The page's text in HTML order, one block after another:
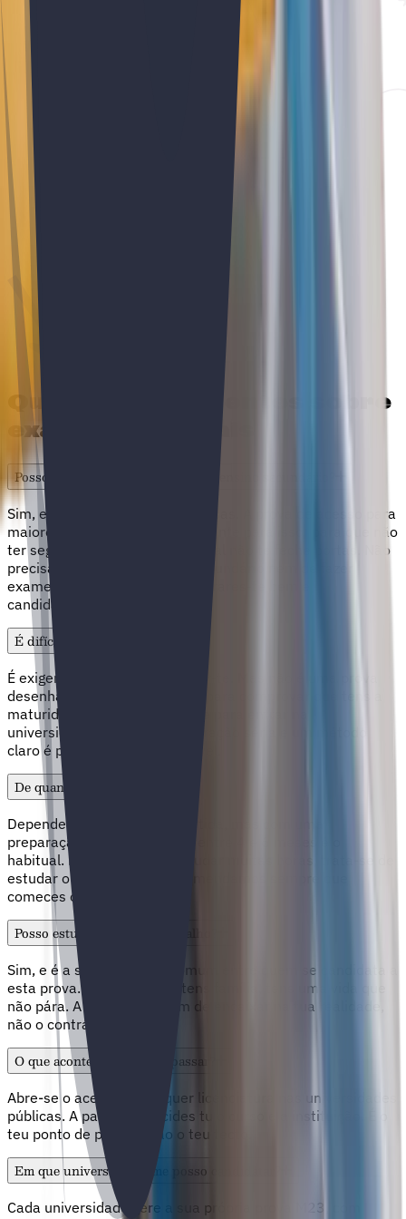
Questões frequentes sobre
exames nacionais
Posso entrar na universidade sem ensino secundário?
Sim, e é mais direto do que pensas. A prova de acesso para
maiores de 23 existe precisamente para isso: para que não
ter seguido o caminho tradicional não te feche portas. Não
precisas de ter terminado o secundário nem de fazer
exames nacionais. Basta preparares-te bem e
candidatares-te.
É difícil passar a prova M23?
É exigente, não vamos enganar-te. Mas não é uma prova
desenhada para te eliminar, é para comprovar que tens a
maturidade e a base suficiente para entrar na
universidade. Com uma preparação séria e um método
claro é perfeitamente superável.
De quanto tempo preciso?
Depende do teu ponto de partida, mas com uma
preparação bem organizada, entre 4 e 6 meses é o
habitual. Não se trata de estudar muitas horas, trata-se de
estudar o que importa. Recomendamos sempre que
comeces o quanto antes.
Posso estudar enquanto trabalho?
Sim, e é a situação mais comum entre quem se candidata a
esta prova. Tens trabalho, tens família, tens uma vida que
não pára. A preparação tem de encaixar na tua realidade,
não o contrário.
O que acontece depois de passar?
Abre-se o acesso a qualquer licenciatura nas universidades
públicas. A partir daí decides tu o curso e a instituição. É o
teu ponto de partida, não o teu tecto.
Em que universidades me posso candidatar?
Cada universidade gere a sua própria prova M23, com